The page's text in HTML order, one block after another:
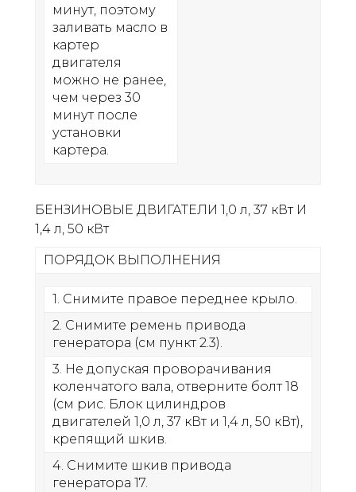
минут, поэтому
заливать масло в
картер
двигателя
можно не ранее,
чем через 30
минут после
установки
картера.
БЕНЗИНОВЫЕ ДВИГАТЕЛИ 1,0 л, 37 кВт И
1,4 л, 50 кВт
ПОРЯДОК ВЫПОЛНЕНИЯ
1. Снимите правое переднее крыло.
2. Снимите ремень привода
генератора (см пункт 2.3).
3. Не допуская проворачивания
коленчатого вала, отверните болт 18
(см рис. Блок цилиндров
двигателей 1,0 л, 37 кВт и 1,4 л, 50 кВт),
крепящий шкив.
4. Снимите шкив привода
генератора 17.